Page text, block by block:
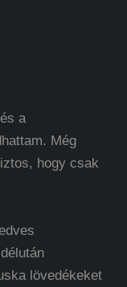
a
Még
hogy csak
lövedékeket